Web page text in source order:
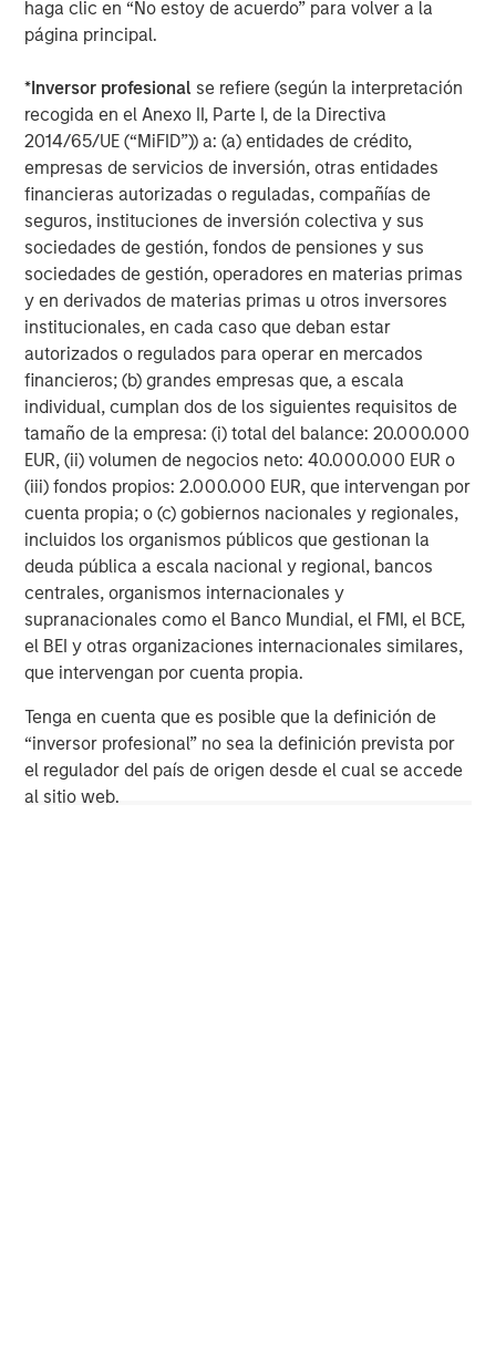
haga clic en “No estoy de acuerdo” para volver a la
página principal.
*Inversor profesional se refiere (según la interpretación
recogida en el Anexo II, Parte I, de la Directiva
2014/65/UE (“MiFID”)) a: (a) entidades de crédito,
empresas de servicios de inversión, otras entidades
financieras autorizadas o reguladas, compañías de
seguros, instituciones de inversión colectiva y sus
sociedades de gestión, fondos de pensiones y sus
sociedades de gestión, operadores en materias primas
y en derivados de materias primas u otros inversores
institucionales, en cada caso que deban estar
autorizados o regulados para operar en mercados
financieros; (b) grandes empresas que, a escala
individual, cumplan dos de los siguientes requisitos de
tamaño de la empresa: (i) total del balance: 20.000.000
EUR, (ii) volumen de negocios neto: 40.000.000 EUR o
(iii) fondos propios: 2.000.000 EUR, que intervengan por
cuenta propia; o (c) gobiernos nacionales y regionales,
incluidos los organismos públicos que gestionan la
deuda pública a escala nacional y regional, bancos
centrales, organismos internacionales y
supranacionales como el Banco Mundial, el FMI, el BCE,
el BEI y otras organizaciones internacionales similares,
que intervengan por cuenta propia.
Tenga en cuenta que es posible que la definición de
“inversor profesional” no sea la definición prevista por
el regulador del país de origen desde el cual se accede
al sitio web.
Euronext Paris and present on the OTCQX platform via an
ADR (American Depositary Receipt) program, Danone is a
including the ones managed by Moody’s and
Sustainalytics, as well as MSCI ESG Indexes, FTSE4Good
Index Series, Bloomberg Gender Equality Index, and
Access to Nutrition Index. Danone achieved B CorpTM
certification at global level in 2025.
About Morgan Stanley Climate Private Equity
Morgan Stanley Climate Private Equity manages 1GT, a
strategy that invests in growth companies delivering
innovative climate solutions that meaningfully
decarbonize the global economy. The strategy is focused
on scaling opportunities in the Power, Mobility, Food &
Agriculture, and Circularity themes across North America
and Europe, with an emphasis on driving significant
organic growth by leveraging the global breadth of
Morgan Stanley capabilities. For further information,
please visithttps://www.morganstanley.com/im/1gt
About Morgan Stanley Investment Management
Morgan Stanley Investment Management, together with
its investment advisory affiliates, has more than 1,400
investment professionals around the world and $1.9
December 31, 2025. Morgan Stanley Investment
Management strives to provide strong long-term
investment performance, outstanding service, and a
comprehensive suite of investment management